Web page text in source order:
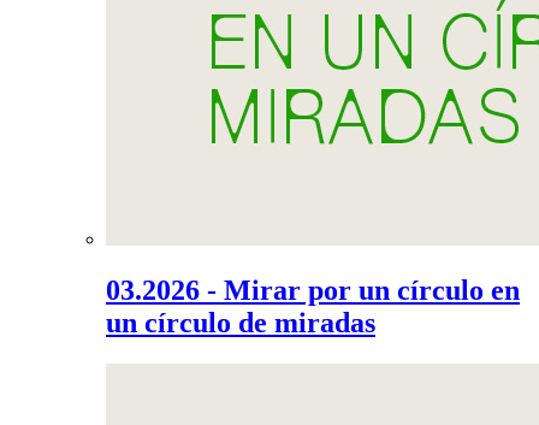
03.2026 - Mirar por un círculo en
un círculo de miradas